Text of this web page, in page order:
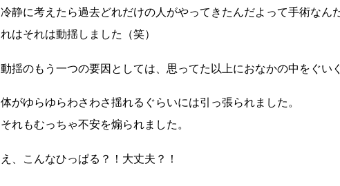
冷静に考えたら過去どれだけの人がやってきたんだよって手術なん
れはそれは動揺しました（笑）
動揺のもう一つの要因としては、思ってた以上におなかの中をぐい
体がゆらゆらわさわさ揺れるぐらいには引っ張られました。
それもむっちゃ不安を煽られました。
え、こんなひっぱる？！大丈夫？！